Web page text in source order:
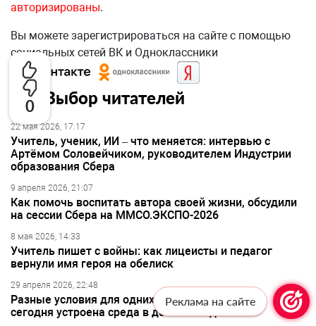
0
авторизированы.
Вы можете зарегистрироваться на сайте с помощью
социальных сетей ВК и Одноклассники
Выбор читателей
22 мая 2026, 17:17
Учитель, ученик, ИИ – что меняется: интервью с
Артёмом Соловейчиком, руководителем Индустрии
образования Сбера
9 апреля 2026, 21:07
Как помочь воспитать автора своей жизни, обсудили
на сессии Сбера на ММСО.ЭКСПО-2026
8 мая 2026, 14:33
Учитель пишет с войны: как лицеисты и педагог
вернули имя героя на обелиск
29 апреля 2026, 22:48
Разные условия для одних и тех же детей: как
сегодня устроена среда в детских садах
Реклама на сайте